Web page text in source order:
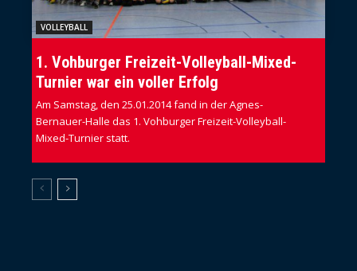
VOLLEYBALL
1. Vohburger Freizeit-Volleyball-Mixed-
Turnier war ein voller Erfolg
Am Samstag, den 25.01.2014 fand in der Agnes-
Bernauer-Halle das 1. Vohburger Freizeit-Volleyball-
Mixed-Turnier statt.